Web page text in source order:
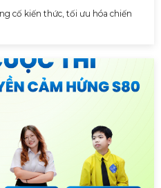
cố kiến thức, tối ưu hóa chiến